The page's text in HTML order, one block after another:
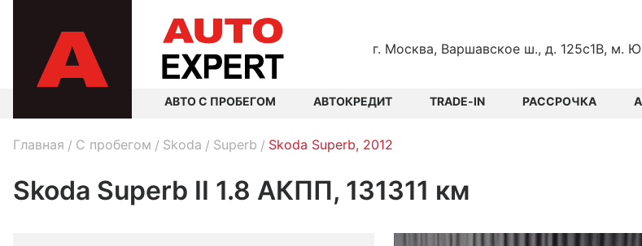
г. Москва, Варшавское ш., д. 125с1В, м.
АВТО С ПРОБЕГОМ АВТОКРЕДИТ TRADE-IN РАССРОЧКА
Главная C пробегом Skoda Superb Skoda Superb, 2012
Skoda Superb II 1.8 АКПП, 131311 км